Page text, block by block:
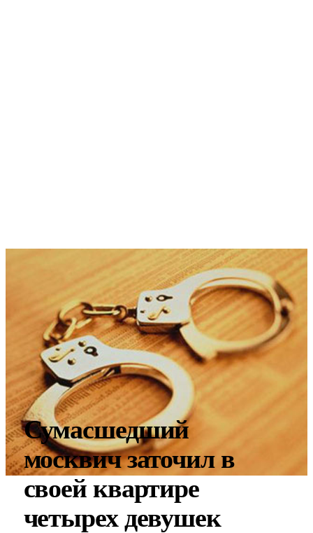
Сумасшедший
москвич заточил в
своей квартире
четырех девушек